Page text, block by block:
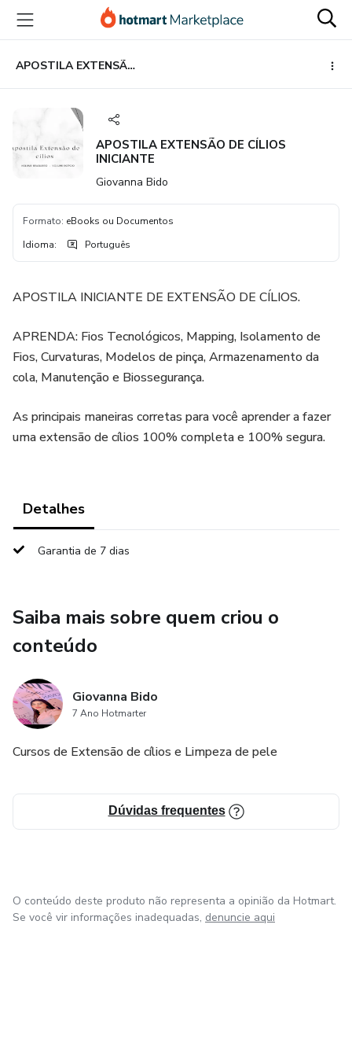
para
conteúdo
principal
para
pagamento
para
rodapé
APOSTILA EXTENSÃO DE CÍLIOS INICIANTE
APOSTILA EXTENSÃO DE CÍLIOS
INICIANTE
Giovanna Bido
Formato: eBooks ou Documentos
Idioma: Português
APOSTILA INICIANTE DE EXTENSÃO DE CÍLIOS.
APRENDA: Fios Tecnológicos, Mapping, Isolamento de
Fios, Curvaturas, Modelos de pinça, Armazenamento da
cola, Manutenção e Biossegurança.
As principais maneiras corretas para você aprender a fazer
uma extensão de cílios 100% completa e 100% segura.
Detalhes
Garantia de 7 dias
Saiba mais sobre quem criou o
conteúdo
Giovanna Bido
7 Ano Hotmarter
Cursos de Extensão de cílios e Limpeza de pele
Dúvidas frequentes
O conteúdo deste produto não representa a opinião da Hotmart.
Se você vir informações inadequadas, denuncie aqui